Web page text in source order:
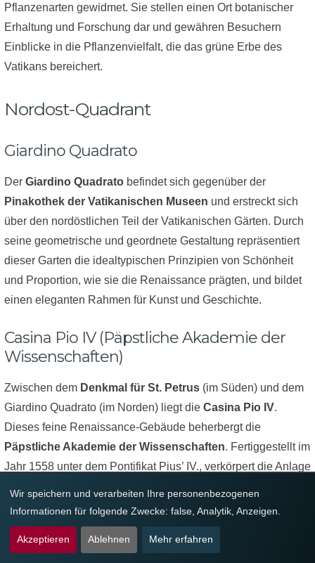
Wir speichern und verarbeiten Ihre personenbezogenen
Informationen für folgende Zwecke: false, Analytik, Anzeigen
Akzeptieren Ablehnen Mehr erfahren
Pflanzenarten gewidmet. Sie stellen einen Ort botanischer
Erhaltung und Forschung dar und gewähren Besuchern
Einblicke in die Pflanzenvielfalt, die das grüne Erbe des
Vatikans bereichert.
Nordost-Quadrant
Giardino Quadrato
Der Giardino Quadrato befindet sich gegenüber der
Pinakothek der Vatikanischen Museen und erstreckt sich
über den nordöstlichen Teil der Vatikanischen Gärten. Durch
seine geometrische und geordnete Gestaltung repräsentiert
dieser Garten die idealtypischen Prinzipien von Schönheit
und Proportion, wie sie die Renaissance prägten, und bildet
einen eleganten Rahmen für Kunst und Geschichte.
Casina Pio IV (Päpstliche Akademie der
Wissenschaften)
Zwischen dem Denkmal für St. Petrus (im Süden) und dem
Giardino Quadrato (im Norden) liegt die Casina Pio IV.
Dieses feine Renaissance-Gebäude beherbergt die
Päpstliche Akademie der Wissenschaften. Fertiggestellt im
Jahr 1558 unter dem Pontifikat Pius’ IV., verkörpert die Anlage
ist bis heute ein bedeutendes Zentrum für Studien und
Forschung innerhalb des Heiligen Stuhls.